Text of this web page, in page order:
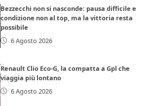
Bezzecchi non si nasconde: pausa difficile e
condizione non al top, ma la vittoria resta
possibile
6 Agosto 2026
Renault Clio Eco-G, la compatta a Gpl che
viaggia più lontano
6 Agosto 2026